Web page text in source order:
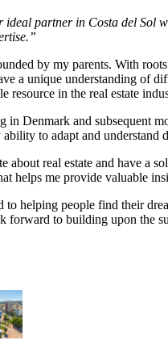
ideal partner in Costa del Sol
by my parents. With
a unique understanding of
resource in the real estate
in Denmark and subsequent
ability to adapt and understand
about real estate and have a
helps me provide valuable
to helping people find their
forward to building upon the